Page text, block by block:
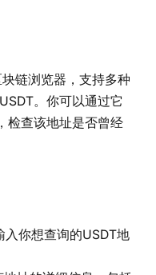
链浏览器，支持多种
。你可以通过它
检查该地址是否曾经
入你想查询的USDT地